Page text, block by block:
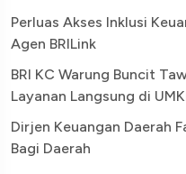
Perluas Akses Inklusi
Agen BRILink
BRI KC Warung Buncit
Layanan Langsung di
Dirjen Keuangan Daerah
Bagi Daerah